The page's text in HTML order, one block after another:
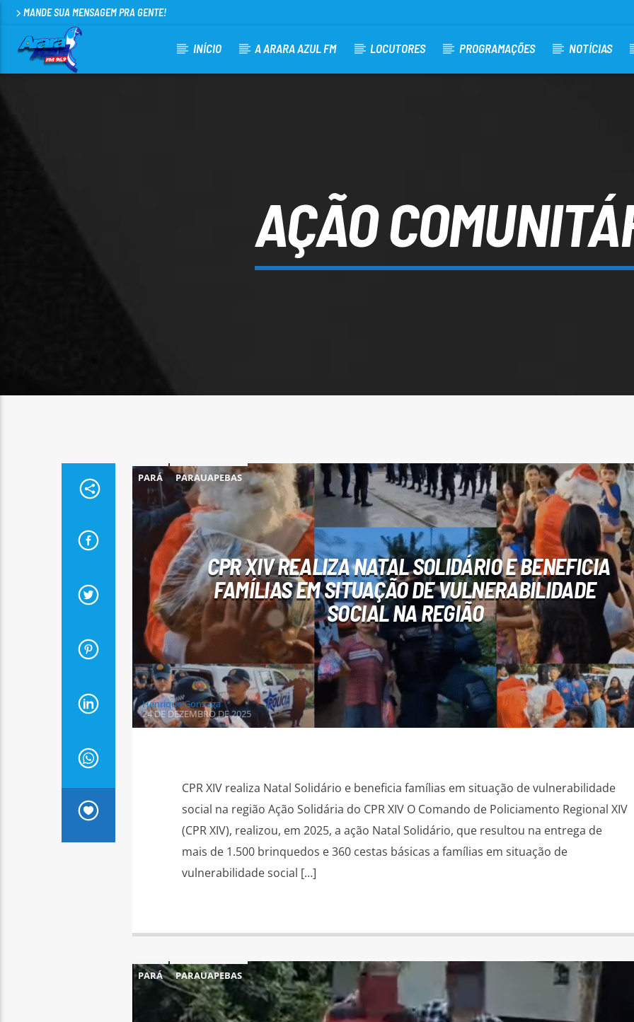
MANDE SUA MENSAGEM PRA GENTE!
INÍCIO A ARARA AZUL FM LOCUTORES PROGRAMAÇÕES NOTÍCIAS
AÇÃO
PARÁ PARAUAPEBAS
CPR XIV REALIZA NATAL SOLIDÁRIO E BENEFICIA
FAMÍLIAS EM SITUAÇÃO DE VULNERABILIDADE
SOCIAL NA REGIÃO
Henrique Gonzaga
24 DE DEZEMBRO DE 2025
CPR XIV realiza Natal Solidário e beneficia famílias em situação de vulnerabilidade
social na região Ação Solidária do CPR XIV O Comando de Policiamento Regional XIV
(CPR XIV), realizou, em 2025, a ação Natal Solidário, que resultou na entrega de
mais de 1.500 brinquedos e 360 cestas básicas a famílias em situação de
vulnerabilidade social […]
PARÁ PARAUAPEBAS